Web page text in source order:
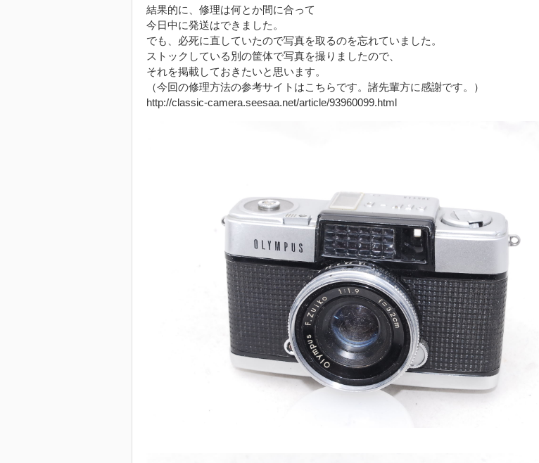
結果的に、修理は何とか間に合って
今日中に発送はできました。
でも、必死に直していたので写真を取るのを忘れていました。
ストックしている別の筐体で写真を撮りましたので、
それを掲載しておきたいと思います。
（今回の修理方法の参考サイトはこちらです。諸先輩方に感謝です。）
http://classic-camera.seesaa.net/article/93960099.html